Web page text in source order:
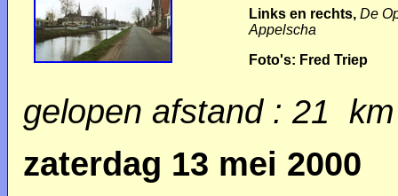
Links en rechts, De
Appelscha
Foto's: Fred Triep
gelopen afstand : 21 km
zaterdag 13 mei 2000